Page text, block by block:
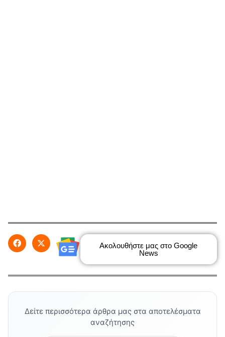
Ακολουθήστε μας στο Google
News
Δείτε περισσότερα άρθρα μας στα αποτελέσματα
αναζήτησης